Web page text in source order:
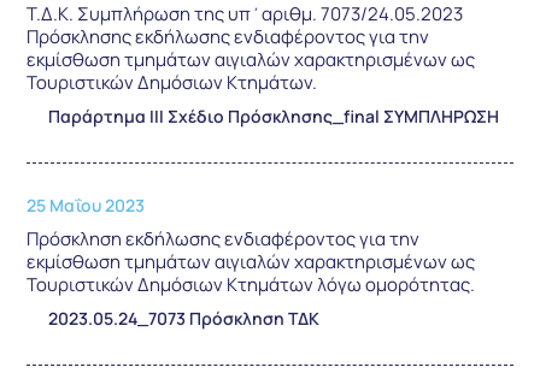
Τ.Δ.Κ. Συμπλήρωση της υπ΄αριθμ. 7073/24.05.2023
Πρόσκλησης εκδήλωσης ενδιαφέροντος για την
εκμίσθωση τμημάτων αιγιαλών χαρακτηρισμένων ως
Τουριστικών Δημόσιων Κτημάτων.
Παράρτημα ΙΙΙ Σχέδιο Πρόσκλησης_final ΣΥΜΠΛΗΡΩΣΗ
25 Μαΐου 2023
Πρόσκληση εκδήλωσης ενδιαφέροντος για την
εκμίσθωση τμημάτων αιγιαλών χαρακτηρισμένων ως
Τουριστικών Δημόσιων Κτημάτων λόγω ομορότητας.
2023.05.24_7073 Πρόσκληση ΤΔΚ